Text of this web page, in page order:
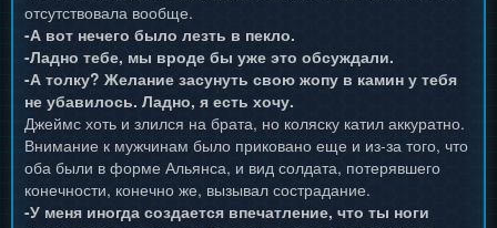
отсутствовала вообще.
-А вот нечего было лезть в пекло.
-Ладно тебе, мы вроде бы уже это обсуждали.
-А толку? Желание засунуть свою жопу в камин у тебя
не убавилось. Ладно, я есть хочу.
Джеймс хоть и злился на брата, но коляску катил аккуратно.
Внимание к мужчинам было приковано еще и из-за того, что
оба были в форме Альянса, и вид солдата, потерявшего
конечности, конечно же, вызывал сострадание.
-У меня иногда создается впечатление, что ты ноги